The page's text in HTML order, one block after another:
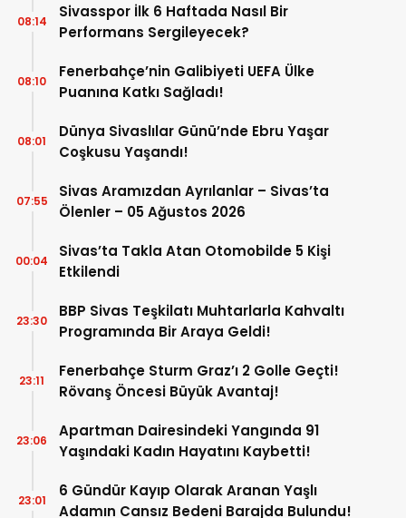
Sivasspor İlk 6 Haftada Nasıl Bir
Performans Sergileyecek?
08:14
Fenerbahçe’nin Galibiyeti UEFA Ülke
Puanına Katkı Sağladı!
08:10
Dünya Sivaslılar Günü’nde Ebru Yaşar
Coşkusu Yaşandı!
08:01
Sivas Aramızdan Ayrılanlar – Sivas’ta
Ölenler – 05 Ağustos 2026
07:55
Sivas’ta Takla Atan Otomobilde 5 Kişi
Etkilendi
00:04
BBP Sivas Teşkilatı Muhtarlarla Kahvaltı
Programında Bir Araya Geldi!
23:30
Fenerbahçe Sturm Graz’ı 2 Golle Geçti!
Rövanş Öncesi Büyük Avantaj!
23:11
Apartman Dairesindeki Yangında 91
Yaşındaki Kadın Hayatını Kaybetti!
23:06
6 Gündür Kayıp Olarak Aranan Yaşlı
Adamın Cansız Bedeni Barajda Bulundu!
23:01